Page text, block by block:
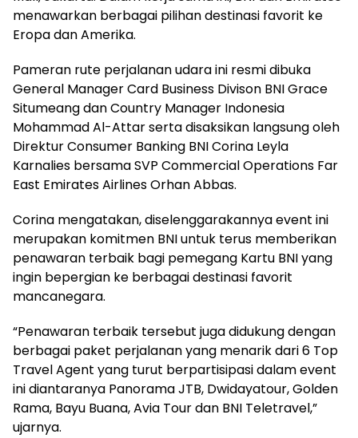
menawarkan berbagai pilihan destinasi favorit ke
Eropa dan Amerika.
Pameran rute perjalanan udara ini resmi dibuka
General Manager Card Business Divison BNI Grace
Situmeang dan Country Manager Indonesia
Mohammad Al-Attar serta disaksikan langsung oleh
Direktur Consumer Banking BNI Corina Leyla
Karnalies bersama SVP Commercial Operations Far
East Emirates Airlines Orhan Abbas.
Corina mengatakan, diselenggarakannya event ini
merupakan komitmen BNI untuk terus memberikan
penawaran terbaik bagi pemegang Kartu BNI yang
ingin bepergian ke berbagai destinasi favorit
mancanegara.
“Penawaran terbaik tersebut juga didukung dengan
berbagai paket perjalanan yang menarik dari 6 Top
Travel Agent yang turut berpartisipasi dalam event
ini diantaranya Panorama JTB, Dwidayatour, Golden
Rama, Bayu Buana, Avia Tour dan BNI Teletravel,”
ujarnya.